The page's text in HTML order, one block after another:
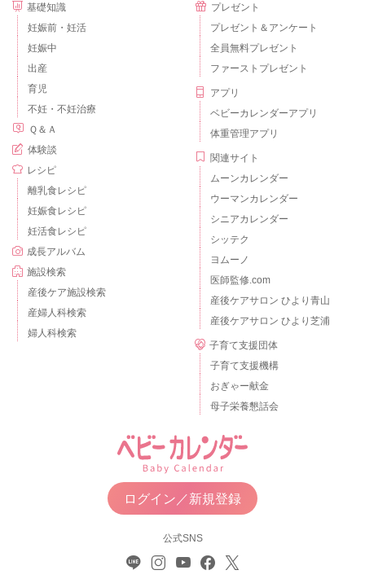
基礎知識
妊娠前・妊活
妊娠中
出産
育児
不妊・不妊治療
Ｑ＆Ａ
体験談
レシピ
離乳食レシピ
妊娠食レシピ
妊活食レシピ
成長アルバム
施設検索
産後ケア施設検索
産婦人科検索
婦人科検索
プレゼント
プレゼント＆アンケート
全員無料プレゼント
ファーストプレゼント
アプリ
ベビーカレンダーアプリ
体重管理アプリ
関連サイト
ムーンカレンダー
ウーマンカレンダー
シニアカレンダー
シッテク
ヨムーノ
医師監修.com
産後ケアサロン ひより青山
産後ケアサロン ひより芝浦
子育て支援団体
子育て支援機構
おぎゃー献金
母子栄養懇話会
ログイン／新規登録
公式SNS